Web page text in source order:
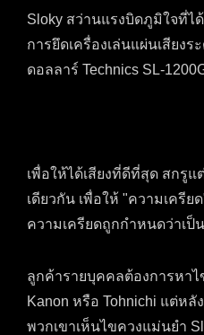
Sloky สว่านแรงบิดภูมิใจที่
การยึดเครื่องเล่นแผ่นเสียง
ดอลลาร์ Technics SL-
เพื่อให้ได้เสียงที่ดีที่สุด สกรู
เดียวกัน เพื่อให้ "ความเครีย
ความเครียดถูกกำหนดว่าเ
ลูกค้ารายบุคคลต้องการหา
Kanon หรือ Tohnichi แต่ห
พวกเขาเห็นไขควงแม่นยำ